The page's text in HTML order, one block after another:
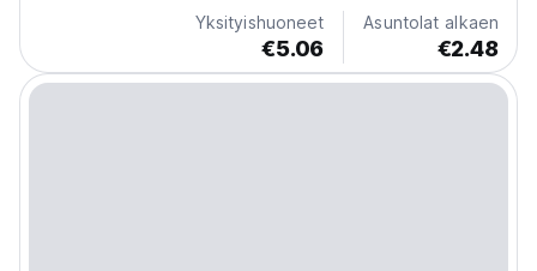
Yksityishuoneet
€5.06
Asuntolat alkaen
€2.48